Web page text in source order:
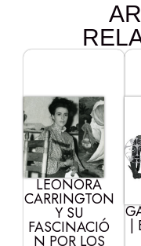
LEONORA
CARRINGTON
Y SU
FASCINACIÓ
N POR LOS
|